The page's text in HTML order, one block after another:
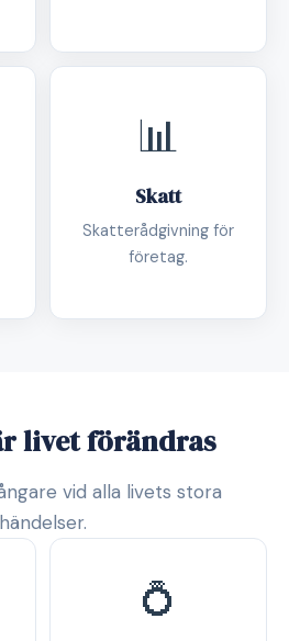
📊
Skatt
Skatterådgivning för
företag.
livet förändras
vid alla livets stora
händelser.
💍